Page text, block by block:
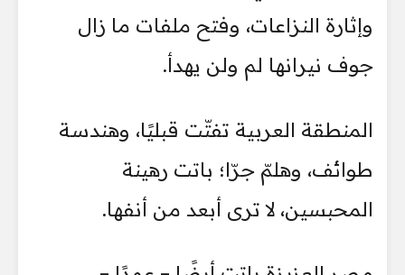
وإثارة النزاعات، وفتح ملفات ما زال
جوف نيرانها لم ولن يهدأ.
المنطقة العربية تفتّت قبليًا، وهندسة
طوائف، وهلمّ جرّا؛ باتت رهينة
المحبسين، لا ترى أبعد من أنفها.